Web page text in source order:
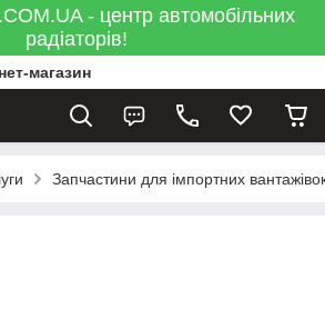
- центр автомобільних
радіаторів!
магазин
Запчастини для імпортних